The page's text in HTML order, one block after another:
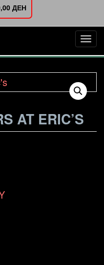
ДЕН
AT ERIC’S